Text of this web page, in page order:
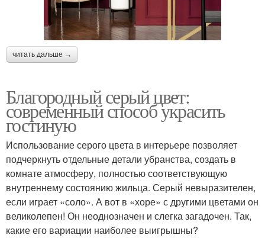
читать дальше →
Благородный серый цвет:
современный способ украсить
гостиную
Использование серого цвета в интерьере позволяет
подчеркнуть отдельные детали убранства, создать в
комнате атмосферу, полностью соответствующую
внутреннему состоянию жильца. Серый невыразителен,
если играет «соло». А вот в «хоре» с другими цветами он
великолепен! Он неоднозначен и слегка загадочен. Так,
какие его вариации наиболее выигрышны?